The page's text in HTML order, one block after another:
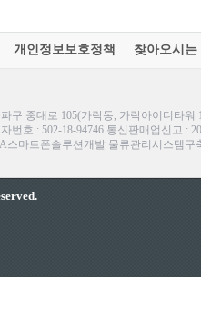
개인정보보호정책 찾아오시는
구 중대로 105(가락동, 가락아이디타워
번호 : 502-18-94746 통신판매업신고 :
마트폰솔루션개발 물류관리시스템구